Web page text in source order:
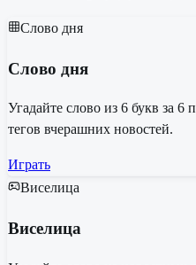
Слово дня
Слово дня
Угадайте слово из 6 букв за 6
тегов вчерашних новостей.
Играть
Виселица
Виселица